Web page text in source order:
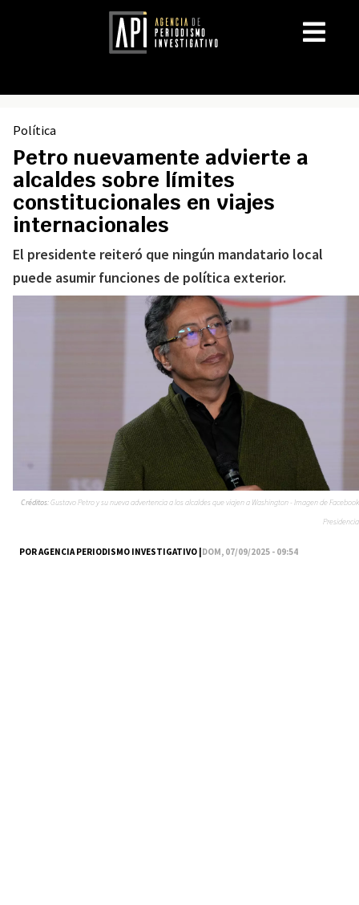
Política
Petro nuevamente advierte a
alcaldes sobre límites
constitucionales en viajes
internacionales
El presidente reiteró que ningún mandatario local
puede asumir funciones de política exterior.
POR AGENCIA PERIODISMO INVESTIGATIVO |DOM, 07/09/2025 - 09:54
Créditos:Gustavo Petro y su nueva advertencia a los alcaldes que viajen a Washington - Imagen de Facebook
Presidencia